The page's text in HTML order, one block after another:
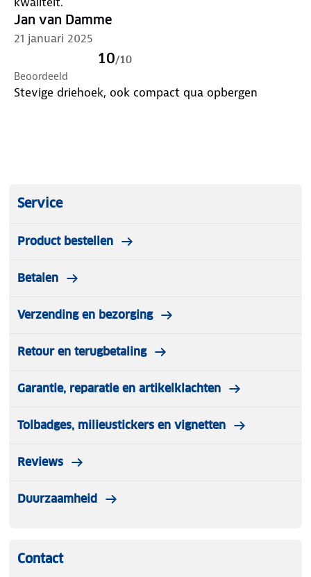
Jan van Damme
21 januari 2025
10/10
Beoordeeld
Stevige driehoek, ook compact qua opbergen
Service
Product bestellen
Betalen
Verzending en bezorging
Retour en terugbetaling
Garantie, reparatie en artikelklachten
Tolbadges, milieustickers en vignetten
Reviews
Duurzaamheid
Contact